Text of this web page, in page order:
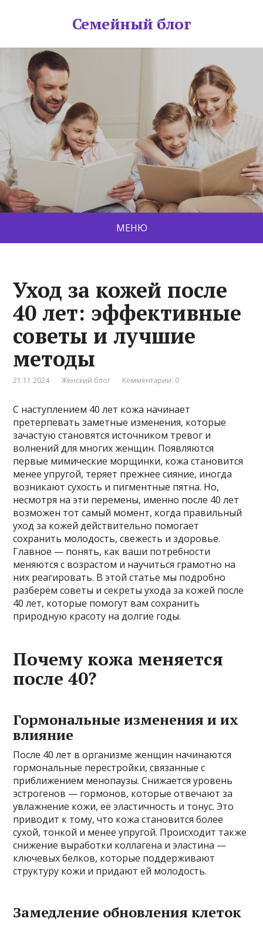
Семейный блог
МЕНЮ
Уход за кожей после
40 лет: эффективные
советы и лучшие
методы
21.11.2024 Женский блог Комментарии: 0
С наступлением 40 лет кожа начинает
претерпевать заметные изменения, которые
зачастую становятся источником тревог и
волнений для многих женщин. Появляются
первые мимические морщинки, кожа становится
менее упругой, теряет прежнее сияние, иногда
возникают сухость и пигментные пятна. Но,
несмотря на эти перемены, именно после 40 лет
возможен тот самый момент, когда правильный
уход за кожей действительно помогает
сохранить молодость, свежесть и здоровье.
Главное — понять, как ваши потребности
меняются с возрастом и научиться грамотно на
них реагировать. В этой статье мы подробно
разберём советы и секреты ухода за кожей после
40 лет, которые помогут вам сохранить
природную красоту на долгие годы.
Почему кожа меняется
после 40?
Гормональные изменения и их
влияние
После 40 лет в организме женщин начинаются
гормональные перестройки, связанные с
приближением менопаузы. Снижается уровень
эстрогенов — гормонов, которые отвечают за
увлажнение кожи, её эластичность и тонус. Это
приводит к тому, что кожа становится более
сухой, тонкой и менее упругой. Происходит также
снижение выработки коллагена и эластина —
ключевых белков, которые поддерживают
структуру кожи и придают ей молодость.
Замедление обновления клеток